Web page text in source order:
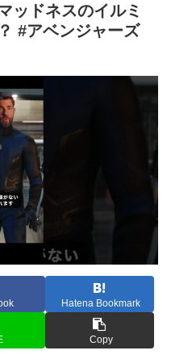
ッドネスのイルミ
#アベンジャーズ
Hatena Bookmark
Copy